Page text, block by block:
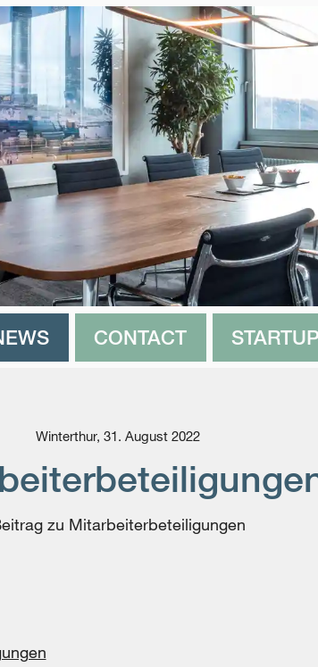
CONTACT
Winterthur, 31. August 2022
zu Mitarbeiterbeteiligungen